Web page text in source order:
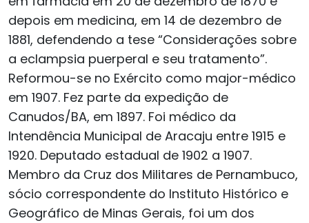
depois em medicina, em 14 de dezembro de
1881, defendendo a tese “Considerações sobre
a eclampsia puerperal e seu tratamento”.
Reformou-se no Exército como major-médico
em 1907. Fez parte da expedição de
Canudos/BA, em 1897. Foi médico da
Intendência Municipal de Aracaju entre 1915 e
1920. Deputado estadual de 1902 a 1907.
Membro da Cruz dos Militares de Pernambuco,
sócio correspondente do Instituto Histórico e
Geográfico de Minas Gerais, foi um dos